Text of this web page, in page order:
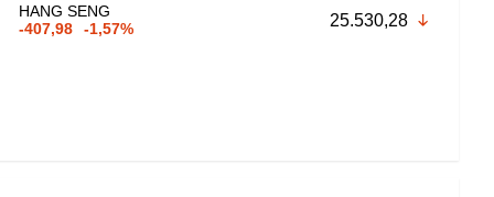
HANG SENG
-407,98
-1,57% 25.530,28